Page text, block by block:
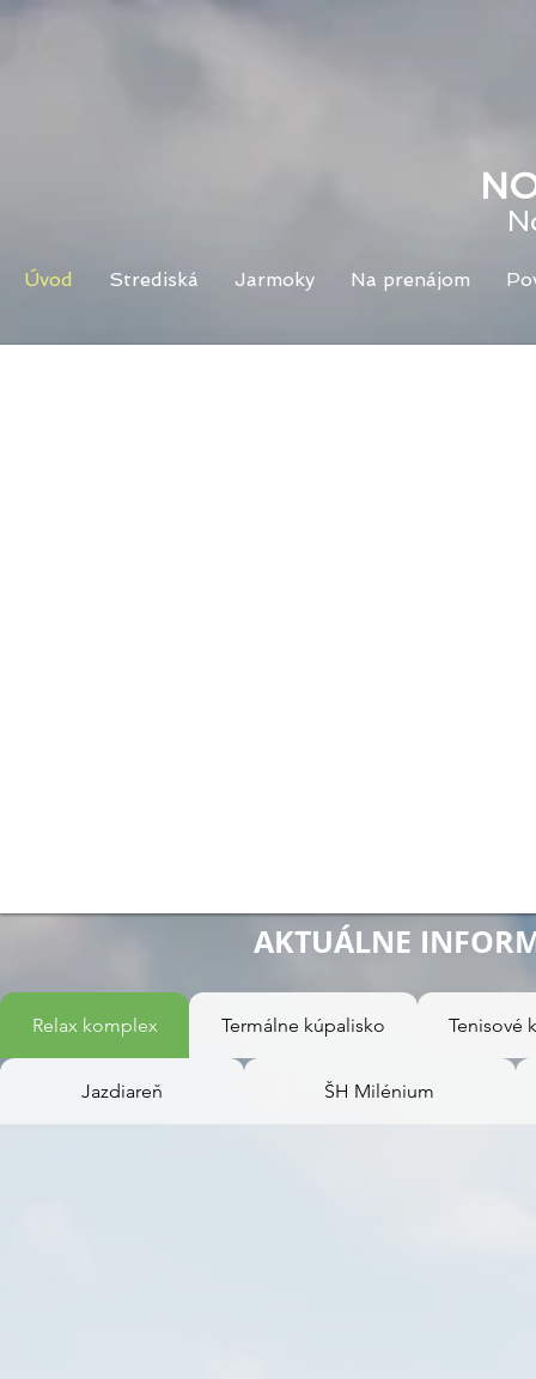
Úvod Strediská Jarmoky Na prenájom
AKTUÁLNE
Relax komplex Termálne kúpalisko Tenisové
Jazdiareň ŠH Milénium